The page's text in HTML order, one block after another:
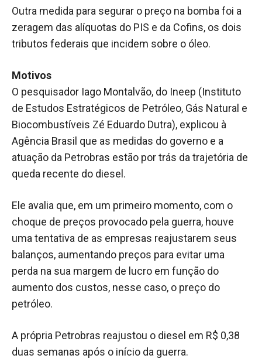
Outra medida para segurar o preço na bomba foi a
zeragem das alíquotas do PIS e da Cofins, os dois
tributos federais que incidem sobre o óleo.
Motivos
O pesquisador Iago Montalvão, do Ineep (Instituto
de Estudos Estratégicos de Petróleo, Gás Natural e
Biocombustíveis Zé Eduardo Dutra), explicou à
Agência Brasil que as medidas do governo e a
atuação da Petrobras estão por trás da trajetória de
queda recente do diesel.
Ele avalia que, em um primeiro momento, com o
choque de preços provocado pela guerra, houve
uma tentativa de as empresas reajustarem seus
balanços, aumentando preços para evitar uma
perda na sua margem de lucro em função do
aumento dos custos, nesse caso, o preço do
petróleo.
A própria Petrobras reajustou o diesel em R$ 0,38
duas semanas após o início da guerra.